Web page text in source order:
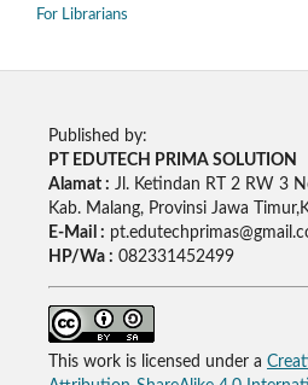
For Librarians
Published by:
PT EDUTECH PRIMA SOLUTION
Alamat : Jl. Ketindan RT 2 RW 3
Kab. Malang, Provinsi Jawa
E-Mail :
HP/Wa : 082331452499
This work is licensed under a